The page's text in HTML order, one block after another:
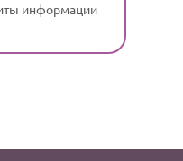
информации